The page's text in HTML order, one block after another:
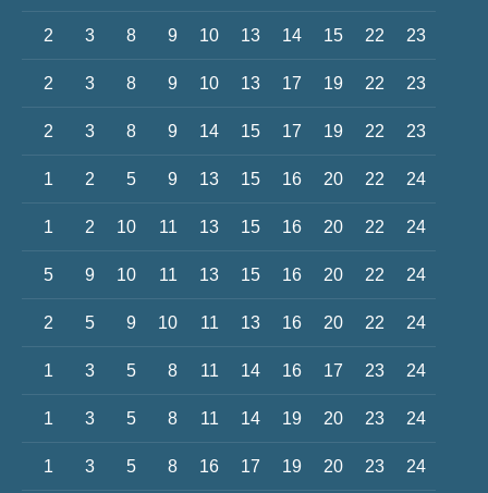
2 3 8 9 10 13 14 15 22 23
2 3 8 9 10 13 17 19 22 23
2 3 8 9 14 15 17 19 22 23
1 2 5 9 13 15 16 20 22 24
1 2 10 11 13 15 16 20 22 24
5 9 10 11 13 15 16 20 22 24
2 5 9 10 11 13 16 20 22 24
1 3 5 8 11 14 16 17 23 24
1 3 5 8 11 14 19 20 23 24
1 3 5 8 16 17 19 20 23 24